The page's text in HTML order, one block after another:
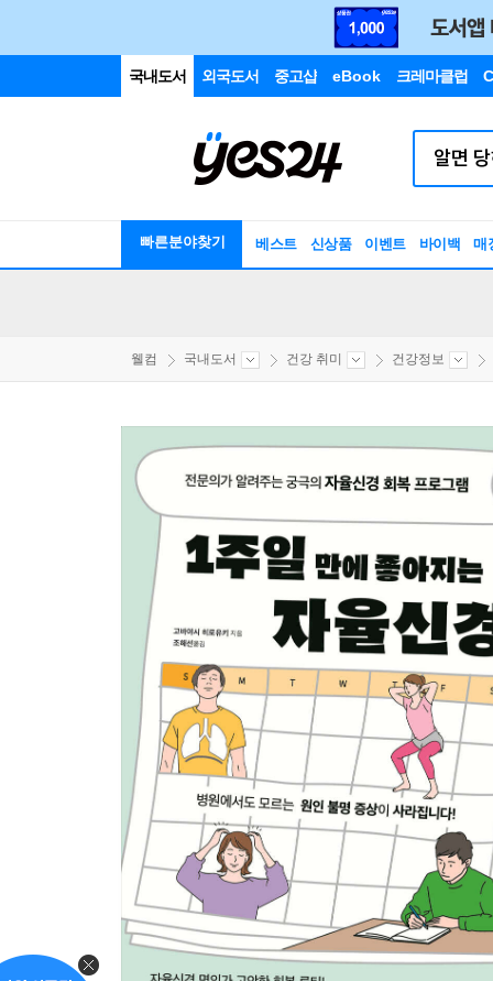
국내도서 외국도서 중고샵 eBook 크레마클럽
빠른분야찾기 베스트 신상품 이벤트 바이백 매
웰컴 국내도서 건강 취미 건강정보